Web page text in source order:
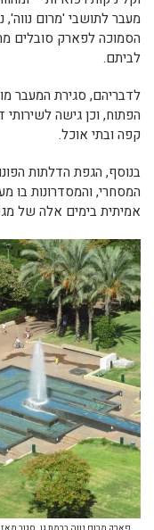
מעבר לתושבי 'מרום
הסמוכה לפארק סובלים
לביתם.
לדבריהם, סגירת המעבר
הפתוח, וכן גישה לשירותי
קפה ובתי אוכל.
בנוסף, הגפת הדלתות
המסחרי, והמסדרונות בו
אמיתית בימים אלה של